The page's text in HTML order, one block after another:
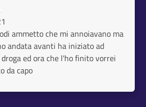
ammetto che mi annoiavano ma
andata avanti ha iniziato ad
ed ora che l'ho finito vorrei
da capo